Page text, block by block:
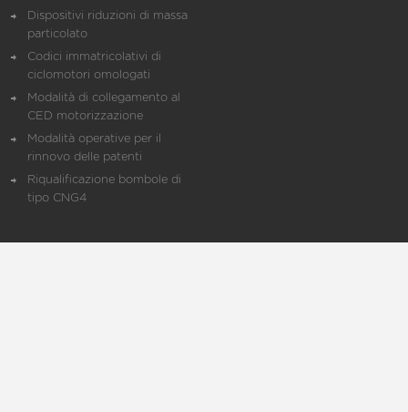
Dispositivi riduzioni di massa
particolato
Codici immatricolativi di
ciclomotori omologati
Modalità di collegamento al
CED motorizzazione
Modalità operative per il
rinnovo delle patenti
Riqualificazione bombole di
tipo CNG4